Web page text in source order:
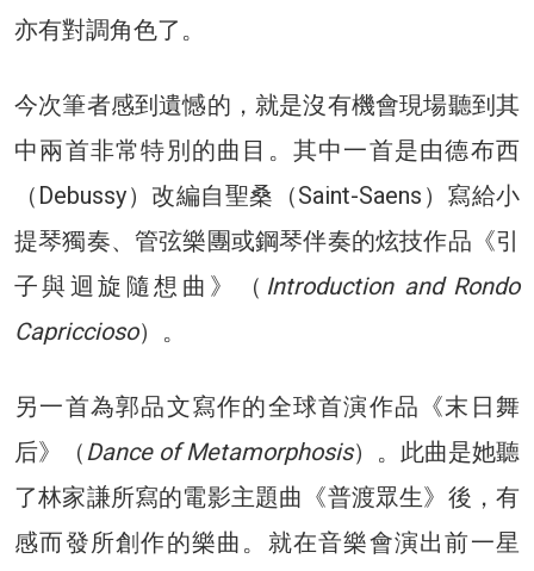
亦有對調角色了。
今次筆者感到遺憾的，就是沒有機會現場聽到其
中兩首非常特別的曲目。其中一首是由德布西
（Debussy）改編自聖桑（Saint-Saens）寫給小
提琴獨奏、管弦樂團或鋼琴伴奏的炫技作品《引
子與迴旋隨想曲》（ Introduction and Rondo
Capriccioso）。
另一首為郭品文寫作的全球首演作品《末日舞
后》（ Dance of Metamorphosis）。此曲是她聽
了林家謙所寫的電影主題曲《普渡眾生》後，有
感而發所創作的樂曲。就在音樂會演出前一星